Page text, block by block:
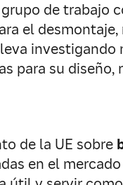
de trabajo
el desmontaje,
investigando
para su diseño,
de la UE sobre
en el